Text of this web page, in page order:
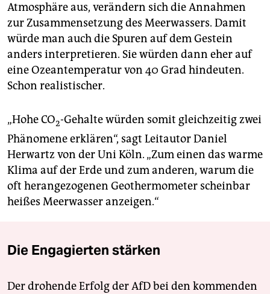
Atmosphäre aus, verändern sich die Annahmen
zur Zusammensetzung des Meerwassers. Damit
würde man auch die Spuren auf dem Gestein
anders interpretieren. Sie würden dann eher auf
eine Ozeantemperatur von 40 Grad hindeuten.
Schon realistischer.
„Hohe CO2-Gehalte würden somit gleichzeitig zwei
Phänomene erklären“, sagt Leitautor Daniel
Herwartz von der Uni Köln. „Zum einen das warme
Klima auf der Erde und zum anderen, warum die
oft herangezogenen Geothermometer scheinbar
heißes Meerwasser anzeigen.“
Die Engagierten stärken
Der drohende Erfolg der AfD bei den kommenden